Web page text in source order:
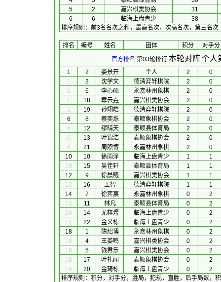
5
2 嘉兴棋类协会
31
6
6 临海上盘青少
38
排序规则 ： 前3名名次之和，最高名次，次高名次，第三名次
排名 编号 姓名 团体 积分
对手分
官方排名 第03轮排行 本轮对阵个人
1 2 娄景开 个人 2
0
1
3 沈学文 德清弈轩棋院 2
0
1
6 李心硕 永嘉林州象棋 2
0
1
18 章云垚 嘉兴棋类协会 2
0
1
19 孙翊皓 德清弈轩棋院 2
0
6
8 蔡奕烁 泰顺象棋协会 2
0
6
12 缪晴天 泰顺县体育局 2
0
6
13 叶锦浩 泰顺象棋协会 2
0
6
21 周煦博 永嘉林州象棋 2
0
10
10 徐雨泽 临海上盘青少 1
1
10
15 吴佳轩 泰顺县体育局 1
1
12
9 徐晨曦 嘉兴棋类协会 1
1
12
16 王智 德清弈轩棋院 1
1
14
7 徐弈宸 永嘉林州象棋 0
2
14
11 林凡 泰顺县体育局 0
2
14
14 尤梓煜 临海上盘青少 0
2
14
22 金义栋 临海上盘青少 0
2
18
1 陈绍博 永嘉林州象棋 0
2
18
4 王娄鸣 嘉兴棋类协会 0
2
18
5 钱君乐 嘉兴棋类协会 0
2
18
17 叶礼闻 泰顺象棋协会 0
2
18
20 金琦栋 临海上盘青少 0
2
排序规则 ： 积分，对手分，胜局，犯规，直胜，后手局数，